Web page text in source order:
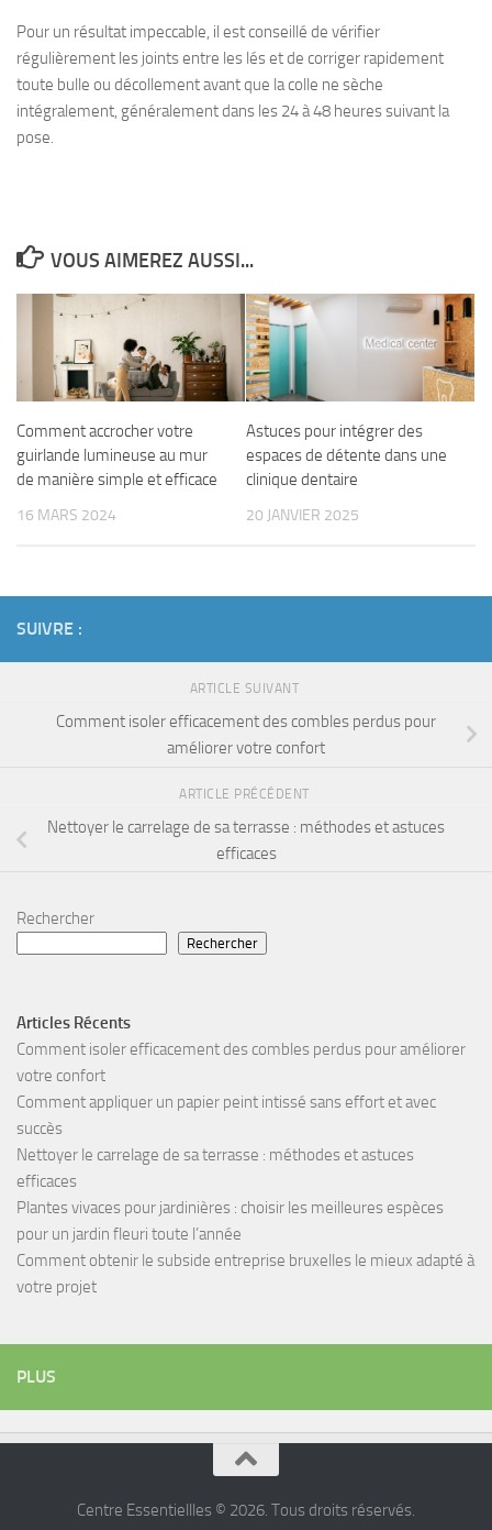
Pour un résultat impeccable, il est conseillé de vérifier
régulièrement les joints entre les lés et de corriger rapidement
toute bulle ou décollement avant que la colle ne sèche
intégralement, généralement dans les 24 à 48 heures suivant la
pose.
VOUS AIMEREZ AUSSI...
Comment accrocher votre
guirlande lumineuse au mur
de manière simple et efficace
16 MARS 2024
Astuces pour intégrer des
espaces de détente dans une
clinique dentaire
20 JANVIER 2025
SUIVRE :
ARTICLE SUIVANT
Comment isoler efficacement des combles perdus pour
améliorer votre confort
ARTICLE PRÉCÉDENT
Nettoyer le carrelage de sa terrasse : méthodes et astuces
efficaces
Rechercher
Rechercher
Articles Récents
Comment isoler efficacement des combles perdus pour améliorer
votre confort
Comment appliquer un papier peint intissé sans effort et avec
succès
Nettoyer le carrelage de sa terrasse : méthodes et astuces
efficaces
Plantes vivaces pour jardinières : choisir les meilleures espèces
pour un jardin fleuri toute l’année
Comment obtenir le subside entreprise bruxelles le mieux adapté à
votre projet
PLUS
Centre Essentiellles © 2026. Tous droits réservés.